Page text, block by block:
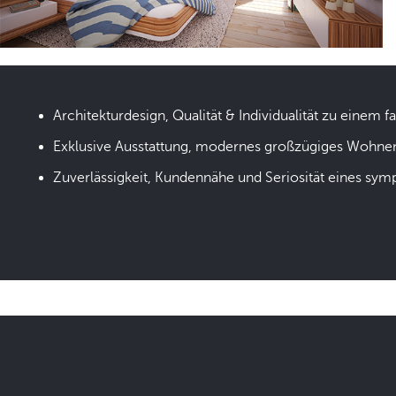
Architekturdesign, Qualität & Individualität zu einem
Exklusive Ausstattung, modernes großzügiges
Zuverlässigkeit, Kundennähe und Seriosität eines